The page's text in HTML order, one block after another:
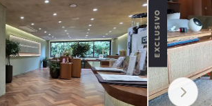
EXCLUSIVO